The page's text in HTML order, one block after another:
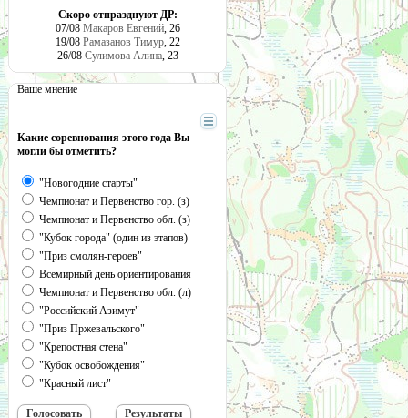
Скоро отпразднуют ДР:
07/08 Макаров Евгений, 26
19/08 Рамазанов Тимур, 22
26/08 Сулимова Алина, 23
Ваше мнение
Какие соревнования этого года Вы
могли бы отметить?
"Новогодние старты"
Чемпионат и Первенство гор. (з)
Чемпионат и Первенство обл. (з)
"Кубок города" (один из этапов)
"Приз смолян-героев"
Всемирный день ориентирования
Чемпионат и Первенство обл. (л)
"Российский Азимут"
"Приз Пржевальского"
"Крепостная стена"
"Кубок освобождения"
"Красный лист"